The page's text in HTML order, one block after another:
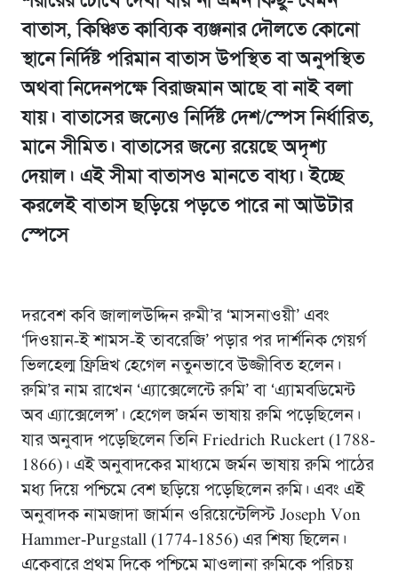
বাতাস, কিঞ্চিত কাব্যিক ব্যঞ্জনার দৌলতে কোনো
স্থানে নির্দিষ্ট পরিমান বাতাস উপস্থিত বা অনুপস্থিত
অথবা নিদেনপক্ষে বিরাজমান আছে বা নাই বলা
যায়। বাতাসের জন্যেও নির্দিষ্ট দেশ/স্পেস নির্ধারিত,
মানে সীমিত। বাতাসের জন্যে রয়েছে অদৃশ্য
দেয়াল। এই সীমা বাতাসও মানতে বাধ্য। ইচ্ছে
করলেই বাতাস ছড়িয়ে পড়তে পারে না আউটার
স্পেসে
দরবেশ কবি জালালউদ্দিন রুমী’র ‘মাসনাওয়ী’ এবং
‘দিওয়ান-ই শামস-ই তাবরেজি’ পড়ার পর দার্শনিক গেয়র্গ
ভিলহেল্ম ফ্রিদ্রিখ হেগেল নতুনভাবে উজ্জীবিত হলেন।
রুমি’র নাম রাখেন ‘এ্যাক্সেলেন্টে রুমি’ বা ‘এ্যামবডিমেন্ট
অব এ্যাক্সেলেন্স’। হেগেল জর্মন ভাষায় রুমি পড়েছিলেন।
যার অনুবাদ পড়েছিলেন তিনি Friedrich Ruckert (1788-
1866)। এই অনুবাদকের মাধ্যমে জর্মন ভাষায় রুমি পাঠের
মধ্য দিয়ে পশ্চিমে বেশ ছড়িয়ে পড়েছিলেন রুমি। এবং এই
অনুবাদক নামজাদা জার্মান ওরিয়েন্টেলিস্ট Joseph Von
Hammer-Purgstall (1774-1856) এর শিষ্য ছিলেন।
একেবারে প্রথম দিকে পশ্চিমে মাওলানা রুমিকে পরিচয়